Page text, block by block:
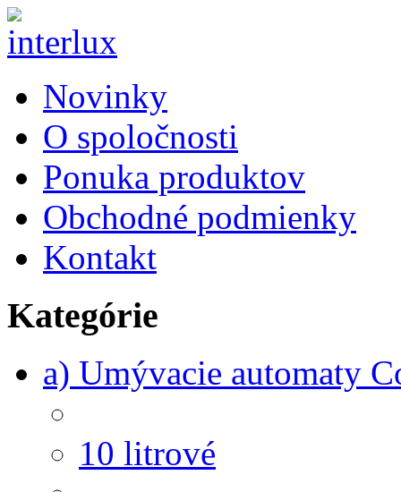
Novinky
O spoločnosti
Ponuka produktov
Obchodné podmienky
Kontakt
Kategórie
a) Umývacie automaty
10 litrové